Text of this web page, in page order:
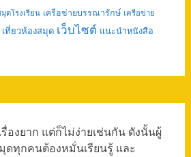
ดโรงเรียน เครือข่ายบรรณารักษ์ เครือข่าย
เที่ยวห้องสมุด เว็บไซต์ แนะนำหนังสือ
องยาก แต่ก็ไม่ง่ายเช่นกัน ดังนั้นผู้
ดทุกคนต้องหมั่นเรียนรู้ และ